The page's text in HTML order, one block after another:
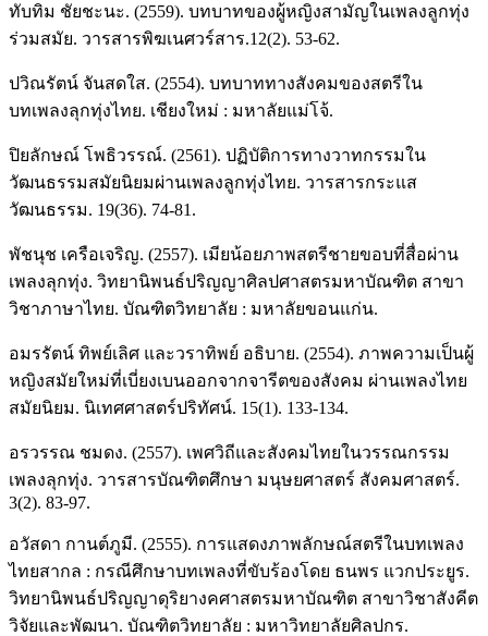
ทับทิม ชัยชะนะ. (2559). บทบาทของผู้หญิงสามัญในเพลงลูกทุ่ง
ร่วมสมัย. วารสารพิฆเนศวร์สาร.12(2). 53-62.
ปวิณรัตน์ จันสดใส. (2554). บทบาททางสังคมของสตรีใน
บทเพลงลุกทุ่งไทย. เชียงใหม่ : มหาลัยแม่โจ้.
ปิยลักษณ์ โพธิวรรณ์. (2561). ปฏิบัติการทางวาทกรรมใน
วัฒนธรรมสมัยนิยมผ่านเพลงลูกทุ่งไทย. วารสารกระแส
วัฒนธรรม. 19(36). 74-81.
พัชนุช เครือเจริญ. (2557). เมียน้อยภาพสตรีชายขอบที่สื่อผ่าน
เพลงลุกทุ่ง. วิทยานิพนธ์ปริญญาศิลปศาสตรมหาบัณฑิต สาขา
วิชาภาษาไทย. บัณฑิตวิทยาลัย : มหาลัยขอนแก่น.
อมรรัตน์ ทิพย์เลิศ และวราทิพย์ อธิบาย. (2554). ภาพความเป็นผู้
หญิงสมัยใหม่ที่เบี่ยงเบนออกจากจารีตของสังคม ผ่านเพลงไทย
สมัยนิยม. นิเทศศาสตร์ปริทัศน์. 15(1). 133-134.
อรวรรณ ชมดง. (2557). เพศวิถีและสังคมไทยในวรรณกรรม
เพลงลุกทุ่ง. วารสารบัณฑิตศึกษา มนุษยศาสตร์ สังคมศาสตร์.
3(2). 83-97.
อวัสดา กานต์ภูมี. (2555). การแสดงภาพลักษณ์สตรีในบทเพลง
ไทยสากล : กรณีศึกษาบทเพลงที่ขับร้องโดย ธนพร แวกประยูร.
วิทยานิพนธ์ปริญญาดุริยางคศาสตรมหาบัณฑิต สาขาวิชาสังคีต
วิจัยและพัฒนา. บัณฑิตวิทยาลัย : มหาวิทยาลัยศิลปกร.